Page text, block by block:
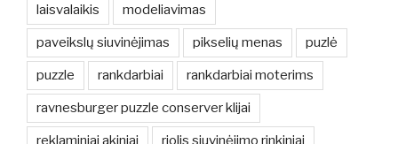
laisvalaikis modeliavimas
paveikslų siuvinėjimas pikselių menas puzlė
puzzle rankdarbiai rankdarbiai moterims
ravnesburger puzzle conserver klijai
reklaminiai akiniai riolis siuvinėjimo rinkiniai